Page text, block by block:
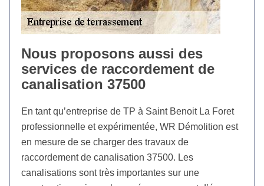
Nous proposons aussi des
services de raccordement de
canalisation 37500
En tant qu’entreprise de TP à Saint Benoit La Foret
professionnelle et expérimentée, WR Démolition est
en mesure de se charger des travaux de
raccordement de canalisation 37500. Les
canalisations sont très importantes sur une